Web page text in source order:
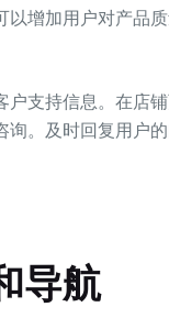
增加用户对产品
支持信息。在店
。及时回复用户
导航